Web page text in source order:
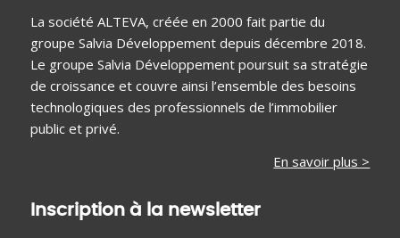
La société ALTEVA, créée en 2000 fait partie du
groupe Salvia Développement depuis décembre 2018.
Le groupe Salvia Développement poursuit sa stratégie
de croissance et couvre ainsi l’ensemble des besoins
technologiques des professionnels de l’immobilier
public et privé.
En savoir plus >
Inscription à la newsletter